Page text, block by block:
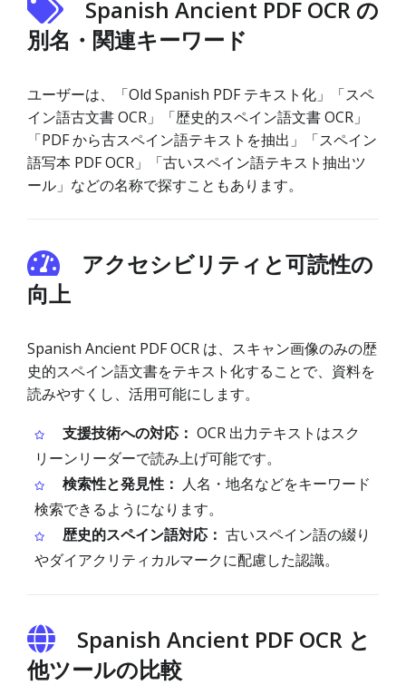
Spanish Ancient PDF OCR の
別名・関連キーワード
ユーザーは、「Old Spanish PDF テキスト化」「スペ
イン語古文書 OCR」「歴史的スペイン語文書 OCR」
「PDF から古スペイン語テキストを抽出」「スペイン
語写本 PDF OCR」「古いスペイン語テキスト抽出ツ
ール」などの名称で探すこともあります。
アクセシビリティと可読性の
向上
Spanish Ancient PDF OCR は、スキャン画像のみの歴
史的スペイン語文書をテキスト化することで、資料を
読みやすくし、活用可能にします。
支援技術への対応： OCR 出力テキストはスク
リーンリーダーで読み上げ可能です。
検索性と発見性： 人名・地名などをキーワード
検索できるようになります。
歴史的スペイン語対応： 古いスペイン語の綴り
やダイアクリティカルマークに配慮した認識。
Spanish Ancient PDF OCR と
他ツールの比較